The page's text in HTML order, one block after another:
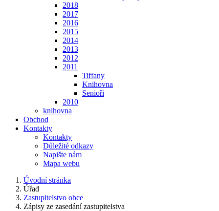
2018
2017
2016
2015
2014
2013
2012
2011
Tiffany
Knihovna
Senioři
2010
knihovna
Obchod
Kontakty
Kontakty
Důležité odkazy
Napište nám
Mapa webu
Úvodní stránka
Úřad
Zastupitelstvo obce
Zápisy ze zasedání zastupitelstva